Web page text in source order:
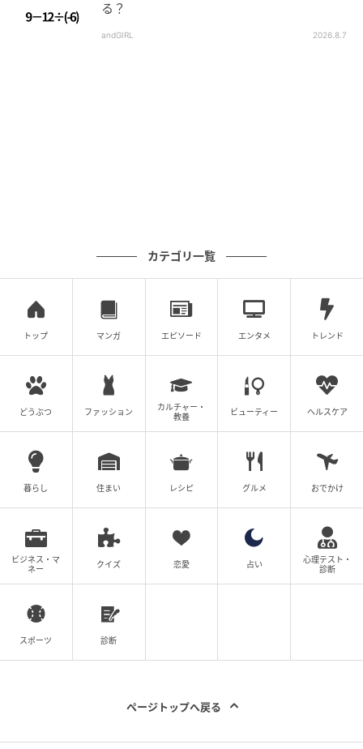
る？
andGIRL 2026.8.7
カテゴリ一覧
トップ マンガ エピソード エンタメ トレンド
どうぶつ ファッション
カルチャー・
教養
ビューティー ヘルスケア
暮らし 住まい レシピ グルメ おでかけ
ビジネス・マ
ネー
クイズ 恋愛 占い
心理テスト・
診断
スポーツ 診断
ページトップへ戻る